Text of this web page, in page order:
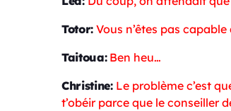
Totor: Vous n’êtes pas
Taitoua: Ben heu…
Christine: Le problème c’est
t’obéir parce que le conseiller